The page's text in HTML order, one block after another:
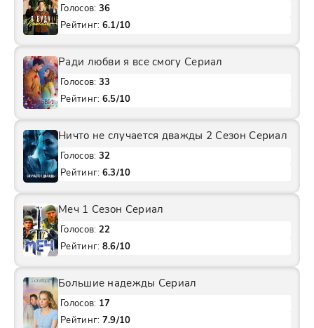
Голосов: 36
Рейтинг: 6.1/10
Ради любви я все смогу Сериал
Голосов: 33
Рейтинг: 6.5/10
Ничто не случается дважды 2 Сезон Сериал
Голосов: 32
Рейтинг: 6.3/10
Меч 1 Сезон Сериал
Голосов: 22
Рейтинг: 8.6/10
Большие надежды Сериал
Голосов: 17
Рейтинг: 7.9/10